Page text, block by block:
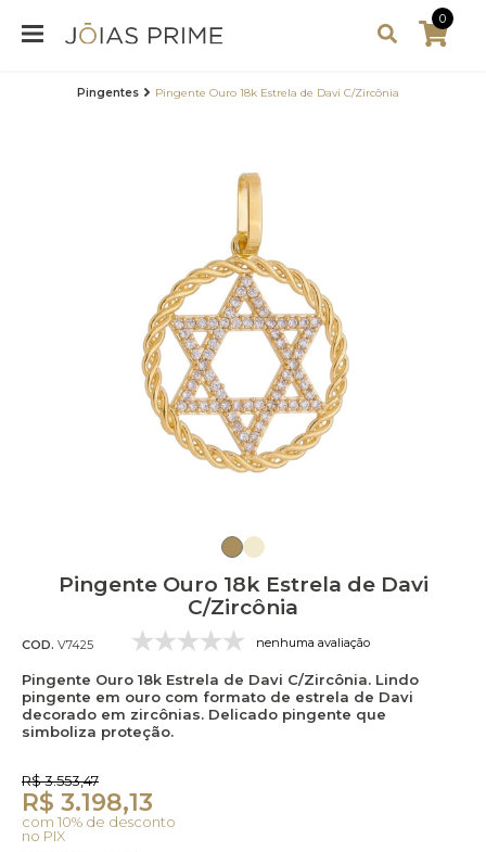
0
Pingentes Pingente Ouro 18k Estrela de Davi C/Zircônia
Pingente Ouro 18k Estrela de Davi
C/Zircônia
COD. V7425 nenhuma avaliação
Pingente Ouro 18k Estrela de Davi C/Zircônia. Lindo
pingente em ouro com formato de estrela de Davi
decorado em zircônias. Delicado pingente que
simboliza proteção.
R$ 3.553,47
R$ 3.198,13
com 10% de desconto
no PIX